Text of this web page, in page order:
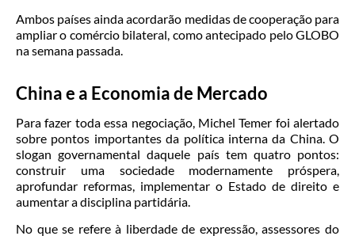
Ambos países ainda acordarão medidas de cooperação para
ampliar o comércio bilateral, como antecipado pelo GLOBO
na semana passada.
China e a Economia de Mercado
Para fazer toda essa negociação, Michel Temer foi alertado
sobre pontos importantes da política interna da China. O
slogan governamental daquele país tem quatro pontos:
construir uma sociedade modernamente próspera,
aprofundar reformas, implementar o Estado de direito e
aumentar a disciplina partidária.
No que se refere à liberdade de expressão, assessores do